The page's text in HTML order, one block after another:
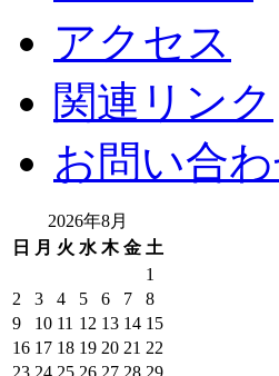
アクセス
関連リンク
お問い合
2026年8月
日
月 火 水 木 金 土
1
2
3 4 5 6 7
8
9
10 11 12 13 14 15
16 17 18 19 20 21 22